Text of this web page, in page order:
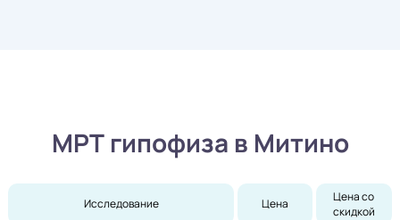
МРТ гипофиза в Митино
Исследование Цена
Цена со
скидкой